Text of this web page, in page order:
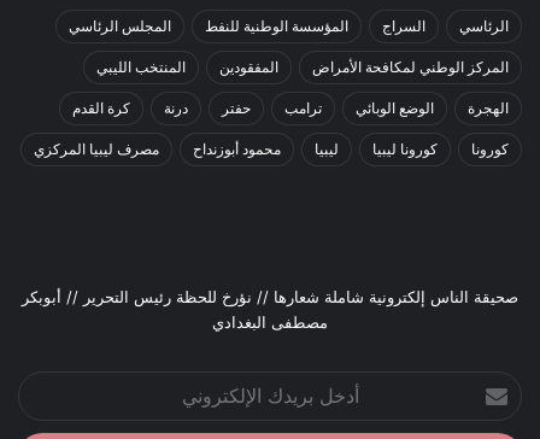
الرئاسي السراج المؤسسة الوطنية للنفط المجلس الرئاسي
المركز الوطني لمكافحة الأمراض المفقودين المنتخب الليبي
الهجرة الوضع الوبائي ترامب حفتر درنة كرة القدم
كورونا كورونا ليبيا ليبيا محمود أبوزنداح مصرف ليبيا المركزي
صحيقة الناس إلكترونية شاملة شعارها // نؤرخ للحظة رئيس التحرير // أبوبكر
مصطفى البغدادي
بريدك
الإلكتروني